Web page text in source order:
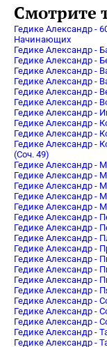
Смотрите
Гедике Александр -
Начинающих
Гедике Александр -
Гедике Александр -
Гедике Александр -
Гедике Александр -
Гедике Александр -
Гедике Александр -
Гедике Александр -
Гедике Александр -
Гедике Александр -
Гедике Александр -
(Соч. 49)
Гедике Александр -
Гедике Александр -
Гедике Александр -
Гедике Александр -
Гедике Александр -
Гедике Александр -
Гедике Александр -
Гедике Александр -
Гедике Александр -
Гедике Александр -
Гедике Александр -
Гедике Александр -
Гедике Александр -
Гедике Александр -
Гедике Александр -
Гедике Александр -
Гедике Александр -
Гедике Александр -